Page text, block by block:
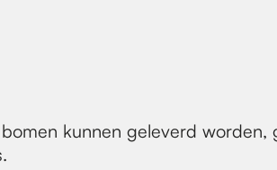
kunnen geleverd worden,